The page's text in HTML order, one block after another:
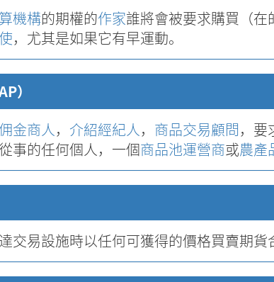
機構的期權的作家誰將會被要求購買（在
，尤其是如果它有早運動。
）
金商人， 介紹經紀人， 商品交易顧問，要
事的任何個人，一個商品池運營商或農產
交易設施時以任何可獲得的價格買賣期貨